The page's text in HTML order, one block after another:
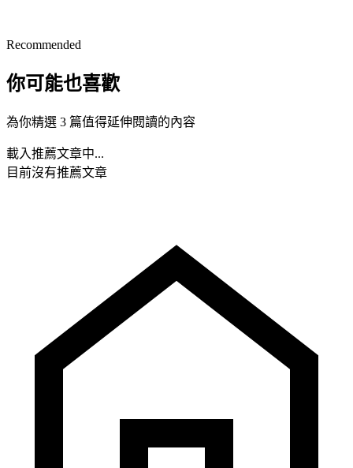
Recommended
你可能也喜歡
為你精選 3 篇值得延伸閱讀的內容
載入推薦文章中...
目前沒有推薦文章